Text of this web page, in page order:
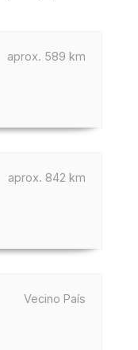
aprox. 589 km
aprox. 842 km
Vecino País